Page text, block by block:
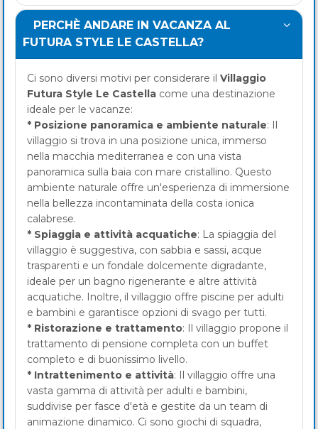
PERCHÈ ANDARE IN VACANZA AL
FUTURA STYLE LE CASTELLA?
Ci sono diversi motivi per considerare ilVillaggio
Futura Style Le Castella come una destinazione
ideale per le vacanze:
* Posizione panoramica e ambiente naturale: Il
villaggio si trova in una posizione unica, immerso
nella macchia mediterranea e con una vista
panoramica sulla baia con mare cristallino. Questo
ambiente naturale offre un'esperienza di immersione
nella bellezza incontaminata della costa ionica
calabrese.
* Spiaggia e attività acquatiche: La spiaggia del
villaggio è suggestiva, con sabbia e sassi, acque
trasparenti e un fondale dolcemente digradante,
ideale per un bagno rigenerante e altre attività
acquatiche. Inoltre, il villaggio offre piscine per adulti
e bambini e garantisce opzioni di svago per tutti.
* Ristorazione e trattamento: Il villaggio propone il
trattamento di pensione completa con un buffet
completo e di buonissimo livello.
* Intrattenimento e attività: Il villaggio offre una
vasta gamma di attività per adulti e bambini,
suddivise per fasce d'età e gestite da un team di
animazione dinamico. Ci sono giochi di squadra,